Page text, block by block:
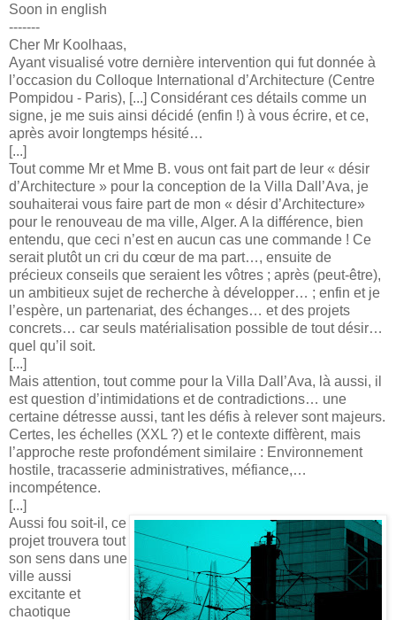
Soon in english
-------
Cher Mr Koolhaas,
Ayant visualisé votre dernière intervention qui fut donnée à
l’occasion du Colloque International d’Architecture (Centre
Pompidou - Paris), [...] Considérant ces détails comme un
signe, je me suis ainsi décidé (enfin !) à vous écrire, et ce,
après avoir longtemps hésité…
[...]
Tout comme Mr et Mme B. vous ont fait part de leur « désir
d’Architecture » pour la conception de la Villa Dall’Ava, je
souhaiterai vous faire part de mon « désir d’Architecture»
pour le renouveau de ma ville, Alger. A la différence, bien
entendu, que ceci n’est en aucun cas une commande ! Ce
serait plutôt un cri du cœur de ma part…, ensuite de
précieux conseils que seraient les vôtres ; après (peut-être),
un ambitieux sujet de recherche à développer… ; enfin et je
l’espère, un partenariat, des échanges… et des projets
concrets… car seuls matérialisation possible de tout désir…
quel qu’il soit.
[...]
Mais attention, tout comme pour la Villa Dall’Ava, là aussi, il
est question d’intimidations et de contradictions… une
certaine détresse aussi, tant les défis à relever sont majeurs.
Certes, les échelles (XXL ?) et le contexte diffèrent, mais
l’approche reste profondément similaire : Environnement
hostile, tracasserie administratives, méfiance,…
incompétence.
[...]
Aussi fou soit-il, ce
projet trouvera tout
son sens dans une
ville aussi
excitante et
chaotique